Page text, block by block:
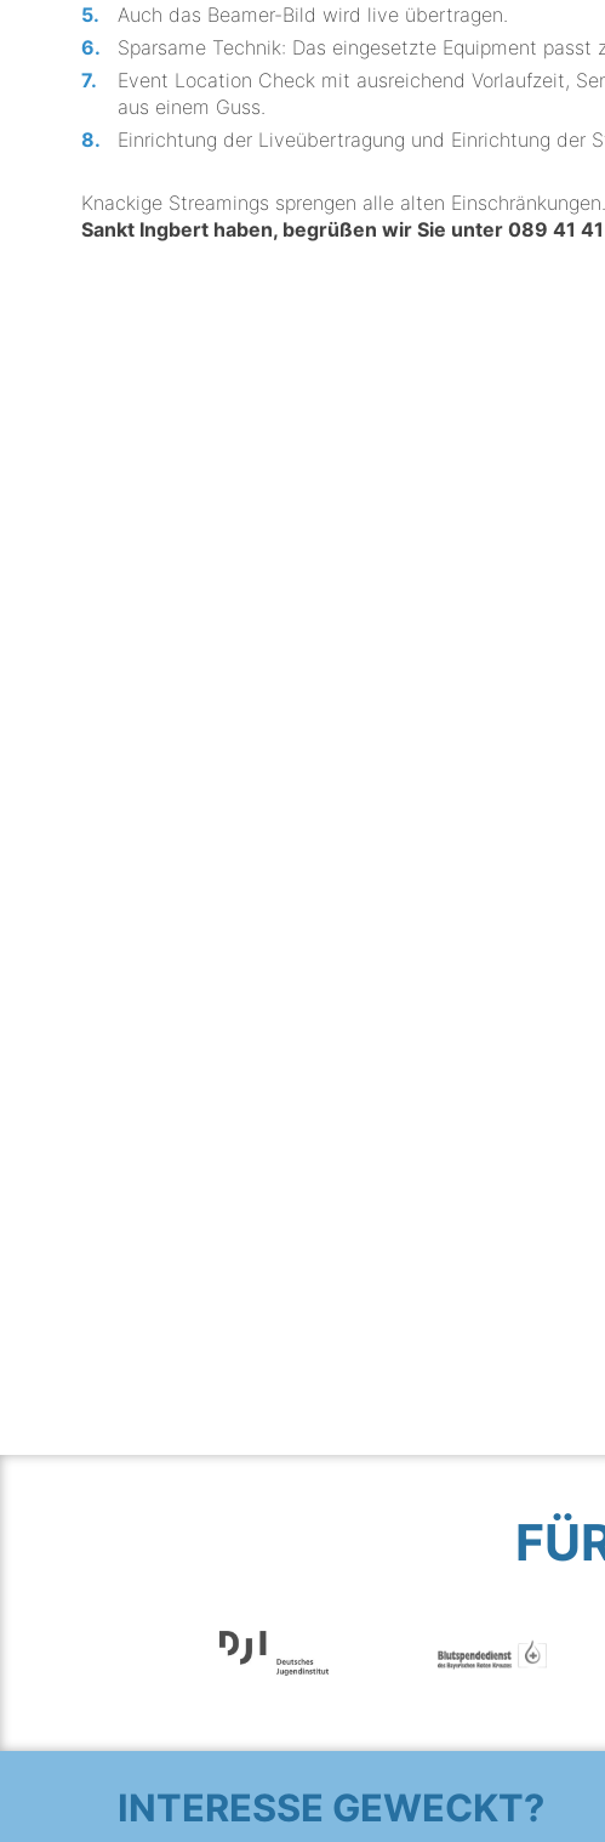
Auch das Beamer-Bild wird live übertragen.
Sparsame Technik: Das eingesetzte Equipment passt
Event Location Check mit ausreichend Vorlaufzeit,
aus einem Guss.
Einrichtung der Liveübertragung und Einrichtung der
Knackige Streamings sprengen alle alten
Sankt Ingbert haben, begrüßen wir Sie unter089 41
INTERESSE GEWECKT?